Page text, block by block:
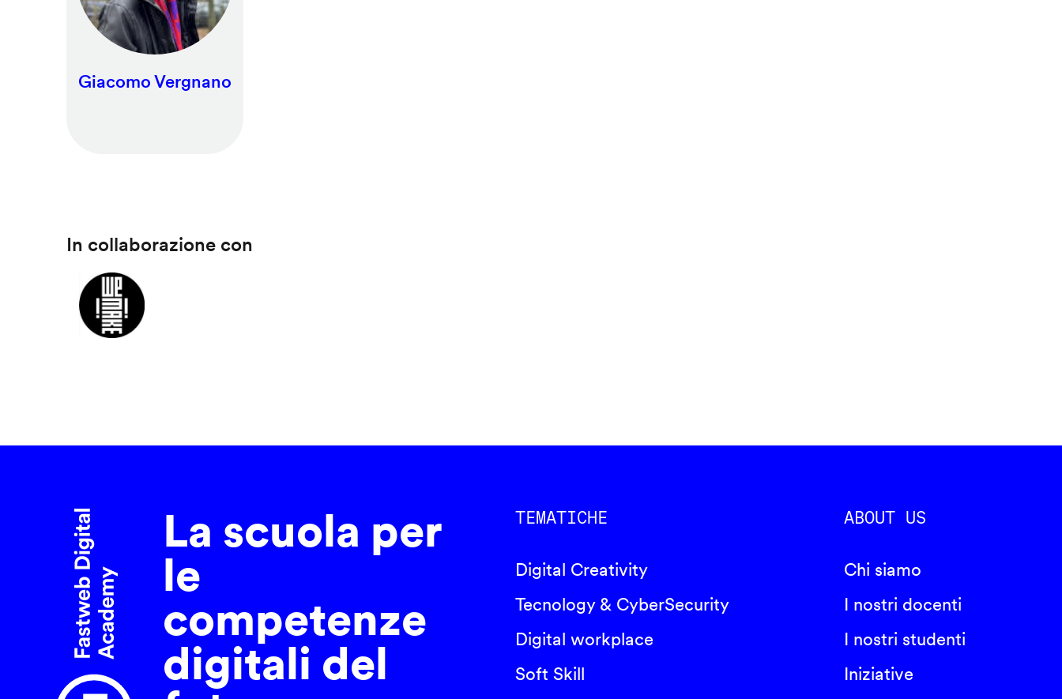
Giacomo Vergnano
In collaborazione con
La scuola per
le
competenze
digitali del
TEMATICHE
Digital Creativity
Tecnology & CyberSecurity
Digital workplace
Soft Skill
ABOUT US
Chi siamo
I nostri docenti
I nostri studenti
Iniziative